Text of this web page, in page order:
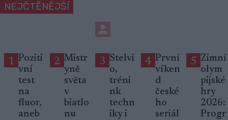
NEJČTĚNĚJŠÍ
1 Poziti
vní
test
na
fluor,
aneb
2 Mistr
yně
světa
v
biatlo
nu
3 Stelvi
o,
tréni
nk
techn
iky i
4 První
víken
d
české
ho
seriál
5 Zimní
olym
pijské
hry
2026:
Progr